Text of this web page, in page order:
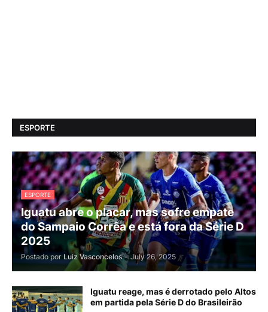
ESPORTE
ESPORTE
Iguatu abre o placar, mas sofre empate
do Sampaio Corrêa e está fora da Série D
2025
Postado por Luiz Vasconcelos - July 26, 2025
Iguatu reage, mas é derrotado pelo Altos
em partida pela Série D do Brasileirão